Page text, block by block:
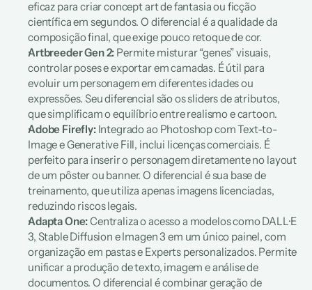
eficaz para criar concept art de fantasia ou ficção
científica em segundos. O diferencial é a qualidade da
composição final, que exige pouco retoque de cor.
Artbreeder Gen 2: Permite misturar “genes” visuais,
controlar poses e exportar em camadas. É útil para
evoluir um personagem em diferentes idades ou
expressões. Seu diferencial são os sliders de atributos,
que simplificam o equilíbrio entre realismo e cartoon.
Adobe Firefly: Integrado ao Photoshop com Text-to-
Image e Generative Fill, inclui licenças comerciais. É
perfeito para inserir o personagem diretamente no layout
de um pôster ou banner. O diferencial é sua base de
treinamento, que utiliza apenas imagens licenciadas,
reduzindo riscos legais.
Adapta One: Centraliza o acesso a modelos como DALL·E
3, Stable Diffusion e Imagen 3 em um único painel, com
organização em pastas e Experts personalizados. Permite
unificar a produção de texto, imagem e análise de
documentos. O diferencial é combinar geração de